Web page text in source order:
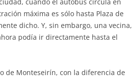
cuando el autobús circula en
máxima es sólo hasta Plaza de
dicho. Y, sin embargo, una vecina,
podía ir directamente hasta el
de Monteseirín, con la diferencia de